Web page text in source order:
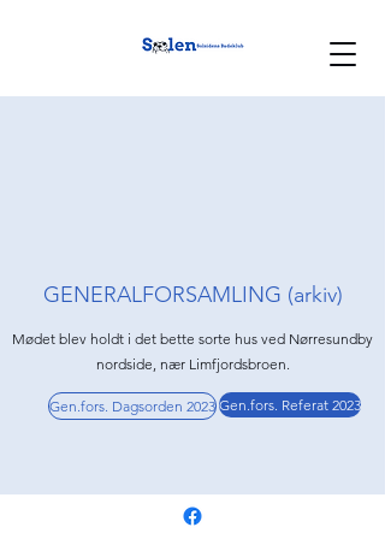
GENERALFORSAMLING (arkiv)
Mødet blev holdt i det bette sorte hus ved Nørresundby
nordside, nær Limfjordsbroen.
Gen.fors. Dagsorden 2023 Gen.fors. Referat 2023